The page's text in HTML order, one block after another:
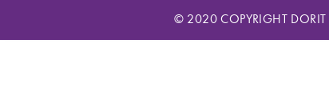
© 2020 COPYRIGHT DORIT